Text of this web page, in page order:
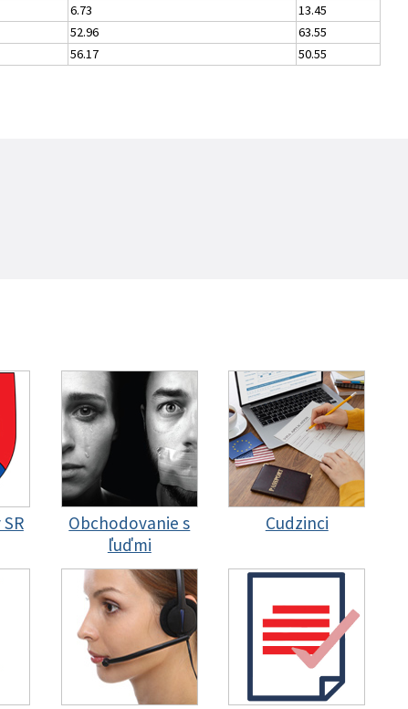
6.73
13.45
52.96
63.55
56.17 50.55
Obchodovanie s
ľuďmi
Cudzinci